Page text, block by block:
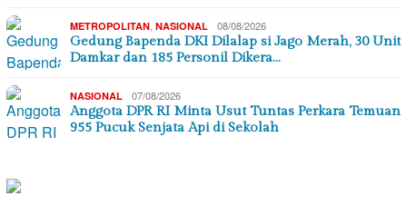
METROPOLITAN NASIONAL 08/08/2026
Gedung Bapenda DKI Dilalap si Jago Merah, 30 Unit
Damkar dan 185 Personil Dikera…
NASIONAL 07/08/2026
Anggota DPR RI Minta Usut Tuntas Perkara Temuan
955 Pucuk Senjata Api di Sekolah